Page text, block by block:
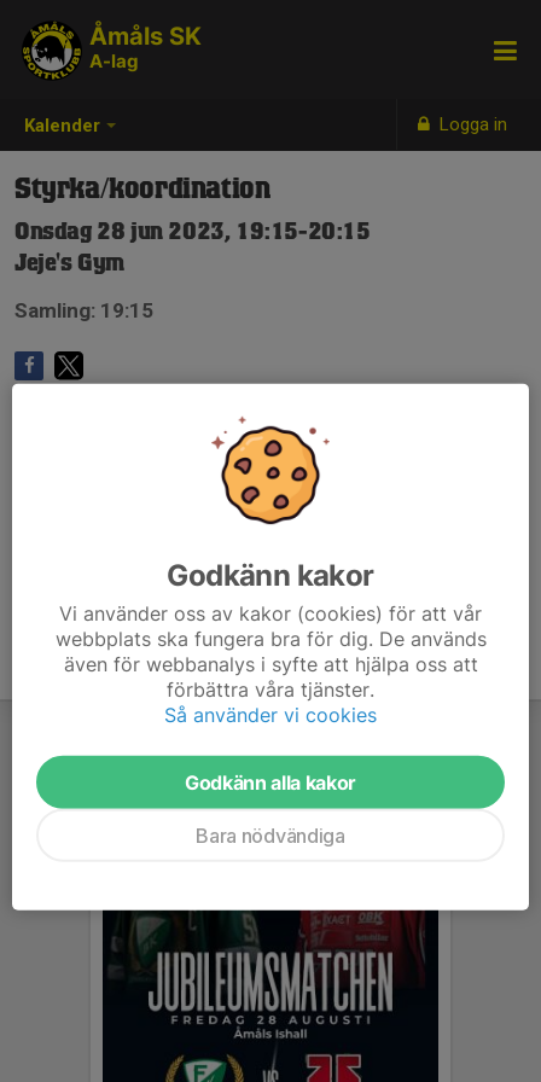
Kalender Logga in
Åmåls SK
A-lag
Styrka/koordination
Onsdag 28 jun 2023, 19:15-20:15
Jeje's Gym
Samling: 19:15
Godkänn kakor
Vi använder oss av kakor (cookies) för att vår
webbplats ska fungera bra för dig. De används
även för webbanalys i syfte att hjälpa oss att
förbättra våra tjänster.
Så använder vi cookies
Godkänn alla kakor
Bara nödvändiga